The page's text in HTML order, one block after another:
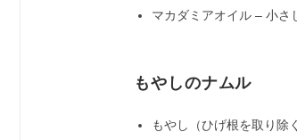
マカダミアオイル – 小さ
もやしのナムル
もやし（ひげ根を取り除